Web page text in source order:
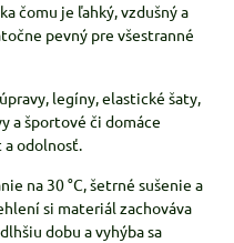
čomu je ľahký, vzdušný a
pevný pre všestranné
legíny, elastické šaty,
a športové či domáce
odolnosť.
na 30 °C, šetrné sušenie a
si materiál zachováva
dobu a vyhýba sa